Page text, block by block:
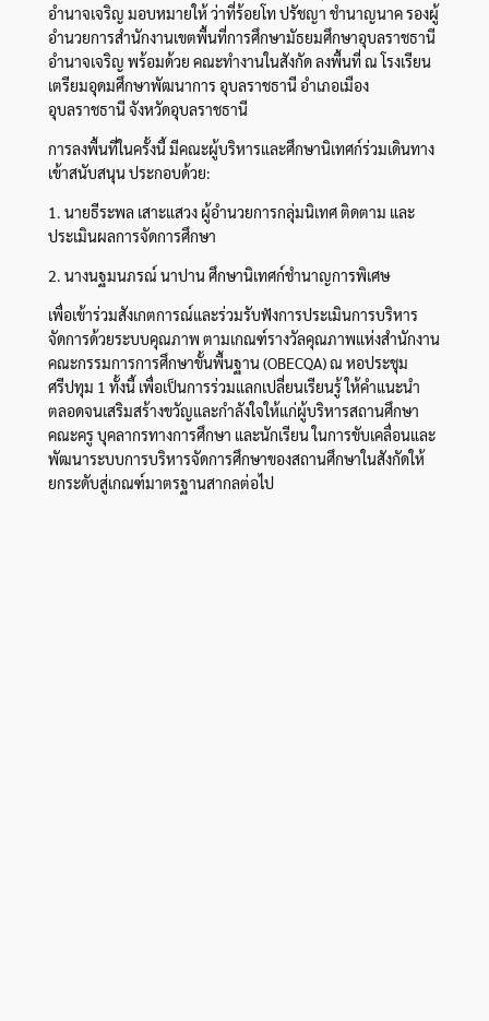
อำนาจเจริญ มอบหมายให้ ว่าที่ร้อยโท ปรัชญา ชำนาญนาค รองผู้
อำนวยการสำนักงานเขตพื้นที่การศึกษามัธยมศึกษาอุบลราชธานี
อำนาจเจริญ พร้อมด้วย คณะทำงานในสังกัด ลงพื้นที่ ณ โรงเรียน
เตรียมอุดมศึกษาพัฒนาการ อุบลราชธานี อำเภอเมือง
อุบลราชธานี จังหวัดอุบลราชธานี
การลงพื้นที่ในครั้งนี้ มีคณะผู้บริหารและศึกษานิเทศก์ร่วมเดินทาง
เข้าสนับสนุน ประกอบด้วย:
1. นายธีระพล เสาะแสวง ผู้อำนวยการกลุ่มนิเทศ ติดตาม และ
ประเมินผลการจัดการศึกษา
2. นางนฐมนภรณ์ นาปาน ศึกษานิเทศก์ชำนาญการพิเศษ
เพื่อเข้าร่วมสังเกตการณ์และร่วมรับฟังการประเมินการบริหาร
จัดการด้วยระบบคุณภาพ ตามเกณฑ์รางวัลคุณภาพแห่งสำนักงาน
คณะกรรมการการศึกษาขั้นพื้นฐาน (OBECQA) ณ หอประชุม
ศรีปทุม 1 ทั้งนี้ เพื่อเป็นการร่วมแลกเปลี่ยนเรียนรู้ ให้คำแนะนำ
ตลอดจนเสริมสร้างขวัญและกำลังใจให้แก่ผู้บริหารสถานศึกษา
คณะครู บุคลากรทางการศึกษา และนักเรียน ในการขับเคลื่อนและ
พัฒนาระบบการบริหารจัดการศึกษาของสถานศึกษาในสังกัดให้
ยกระดับสู่เกณฑ์มาตรฐานสากลต่อไป